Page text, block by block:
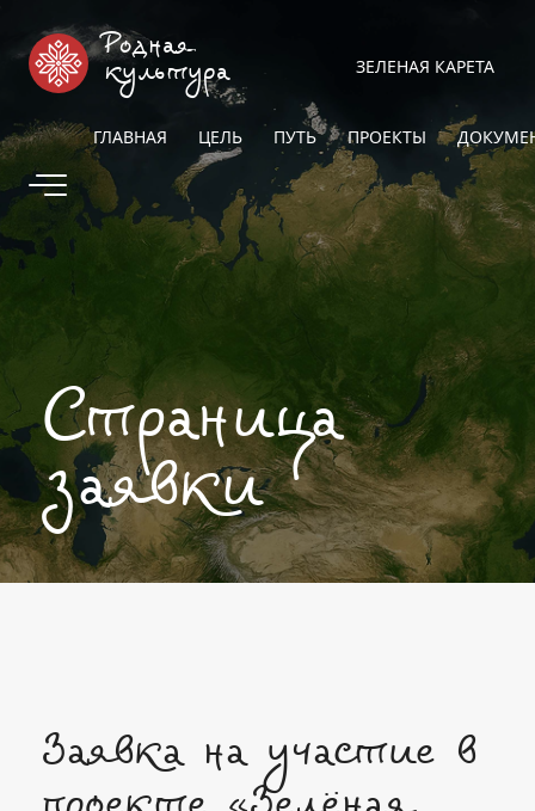
Родная
культура
ЗЕЛЕНАЯ КАРЕТА
ГЛАВНАЯ ЦЕЛЬ ПУТЬ ПРОЕКТЫ
Страница
заявки
Заявка на участие в